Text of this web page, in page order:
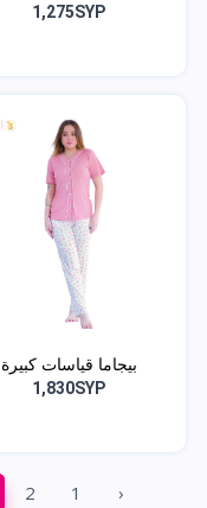
1,275SYP
بيجاما قياسات كبيرة
1,830SYP
‹
1
2